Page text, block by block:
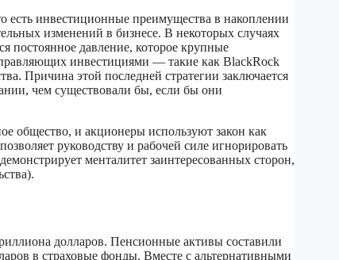
есть инвестиционные преимущества в накоплении
изменений в бизнесе. В некоторых случаях
постоянное давление, которое крупные
инвестициями — такие как BlackRock
Причина этой последней стратегии заключается
чем существовали бы, если бы они
общество, и акционеры используют закон как
руководству и рабочей силе игнорировать
менталитет заинтересованных сторон,
долларов. Пенсионные активы составили
в страховые фонды. Вместе с альтернативными